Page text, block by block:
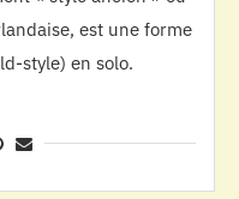
est une forme
style) en solo.